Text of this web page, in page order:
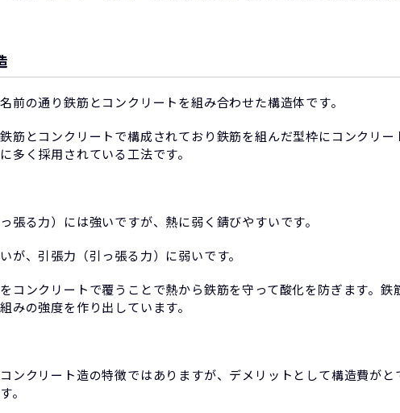
前の通り鉄筋とコンクリートを組み合わせた構造体です。
筋とコンクリートで構成されており鉄筋を組んだ型枠にコンクリー
多く採用されている工法です。
張る力）には強いですが、熱に弱く錆びやすいです。
が、引張力（引っ張る力）に弱いです。
コンクリートで覆うことで熱から鉄筋を守って酸化を防ぎます。鉄
みの強度を作り出しています。
ンクリート造の特徴ではありますが、デメリットとして構造費がと
。